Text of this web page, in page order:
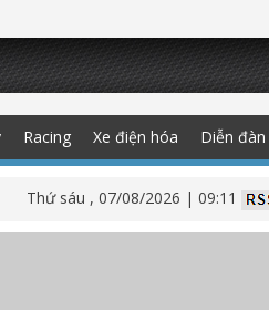
Racing Xe điện hóa Diễn đàn
Thứ sáu , 07/08/2026 | 09:11